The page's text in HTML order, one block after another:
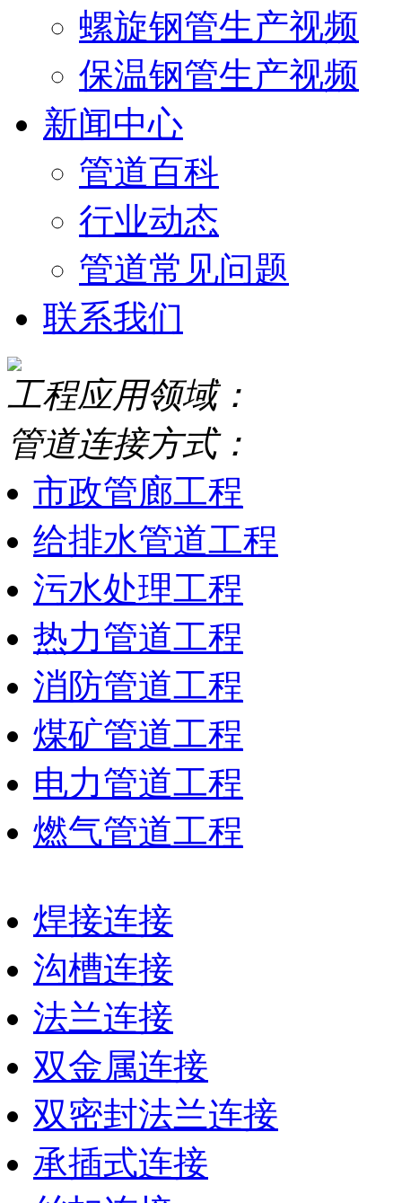
螺旋钢管生产视频
保温钢管生产视频
新闻中心
管道百科
行业动态
管道常见问题
联系我们
工程应用领域：
管道连接方式：
市政管廊工程
给排水管道工程
污水处理工程
热力管道工程
消防管道工程
煤矿管道工程
电力管道工程
燃气管道工程
焊接连接
沟槽连接
法兰连接
双金属连接
双密封法兰连接
承插式连接